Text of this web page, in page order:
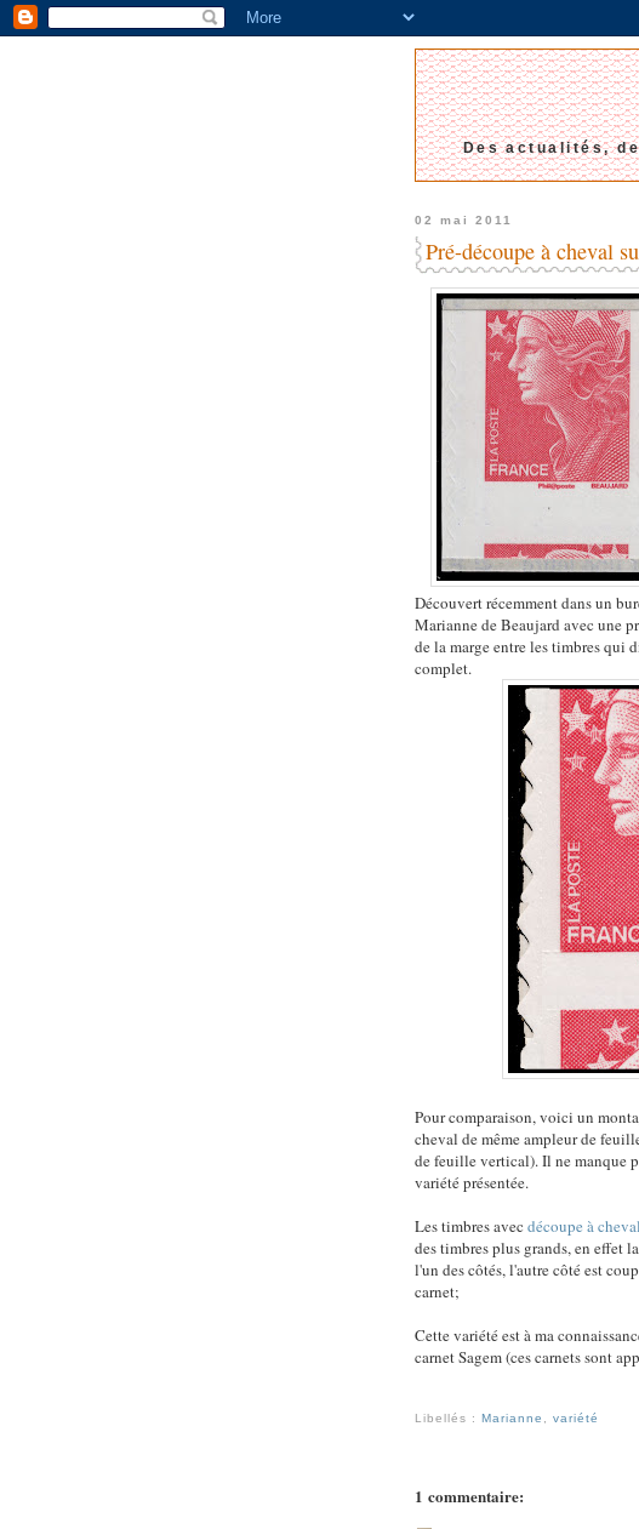
Des actualités,
02 mai 2011
Pré-découpe à cheval
Découvert récemment dans un
Marianne de Beaujard avec une
de la marge entre les timbres qui
complet.
Pour comparaison, voici un
cheval de même ampleur de
de feuille vertical). Il ne manque
variété présentée.
Les timbres avec découpe à
des timbres plus grands, en effet
l'un des côtés, l'autre côté est
carnet;
Cette variété est à ma
carnet Sagem (ces carnets sont
Libellés :Marianne ,variété
1 commentaire: